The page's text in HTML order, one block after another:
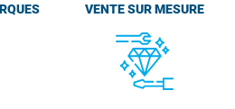
VENTE SUR MESURE